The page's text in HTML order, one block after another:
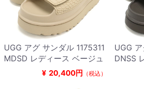
UGG アグ サンダル 1175311
MDSD レディース ベージュ
¥ 20,400円 （税込）
UGG
DNSS